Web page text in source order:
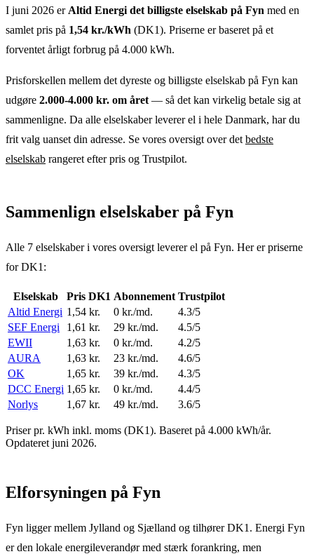
I juni 2026 er Altid Energi det billigste elselskab på Fyn med en
samlet pris på 1,54 kr./kWh (DK1). Priserne er baseret på et
forventet årligt forbrug på 4.000 kWh.
Prisforskellen mellem det dyreste og billigste elselskab på Fyn kan
udgøre 2.000-4.000 kr. om året — så det kan virkelig betale sig at
sammenligne. Da alle elselskaber leverer el i hele Danmark, har du
frit valg uanset din adresse. Se vores oversigt over det bedste
elselskab rangeret efter pris og Trustpilot.
Sammenlign elselskaber på Fyn
Alle 7 elselskaber i vores oversigt leverer el på Fyn. Her er priserne
forDK1 :
Elselskab Pris DK1 Abonnement Trustpilot
Altid Energi 1,54 kr. 0 kr./md.
4.3/5
SEF Energi
1,61 kr. 29 kr./md.
4.5/5
EWII
1,63 kr. 0 kr./md.
4.2/5
AURA
1,63 kr. 23 kr./md.
4.6/5
OK
1,65 kr. 39 kr./md.
4.3/5
DCC Energi 1,65 kr. 0 kr./md.
4.4/5
Norlys
1,67 kr. 49 kr./md. 3.6/5
Priser pr. kWh inkl. moms (DK1). Baseret på 4.000 kWh/år.
Opdateret juni 2026.
Elforsyningen på Fyn
Fyn ligger mellem Jylland og Sjælland og tilhører DK1. Energi Fyn
er den lokale energileverandør med stærk forankring, men